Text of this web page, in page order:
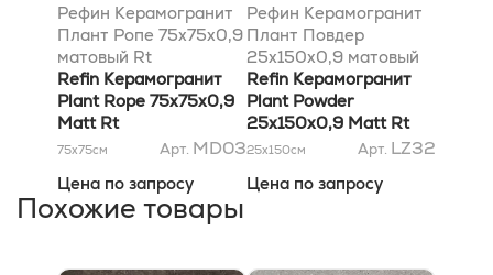
Рефин Керамогранит
Плант Ропе 75x75x0,9
матовый Rt
Refin Керамогранит
Plant Rope 75x75x0,9
Matt Rt
75x75см Арт. MD03
Цена по запросу
Рефин Керамогранит
Плант Повдер
25x150x0,9 матовый
Rt
Refin Керамогранит
Plant Powder
25x150x0,9 Matt Rt
25x150см Арт. LZ32
Цена по запросу
Похожие товары